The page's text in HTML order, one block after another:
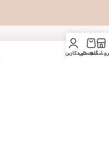
سبد خرید
حساب کاربری من